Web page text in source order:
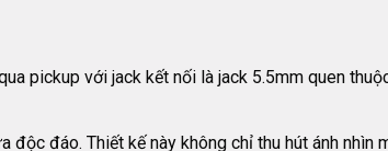
pickup với jack kết nối là jack 5.5mm quen
độc đáo. Thiết kế này không chỉ thu hút ánh nhìn